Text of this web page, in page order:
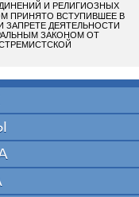
И РЕЛИГИОЗНЫХ
ПРИНЯТО ВСТУПИВШЕЕ В
ДЕЯТЕЛЬНОСТИ
ЗАКОНОМ ОТ